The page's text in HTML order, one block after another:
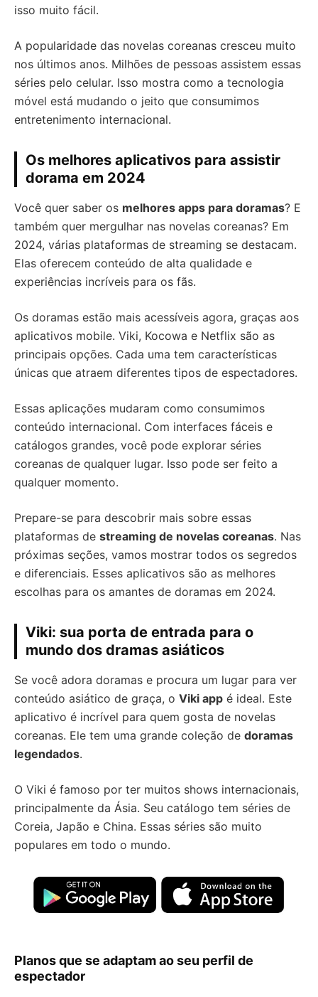
isso muito fácil.
A popularidade das novelas coreanas cresceu muito
nos últimos anos. Milhões de pessoas assistem essas
séries pelo celular. Isso mostra como a tecnologia
móvel está mudando o jeito que consumimos
entretenimento internacional.
Os melhores aplicativos para assistir
dorama em 2024
Você quer saber os melhores apps para doramas? E
também quer mergulhar nas novelas coreanas? Em
2024, várias plataformas de streaming se destacam.
Elas oferecem conteúdo de alta qualidade e
experiências incríveis para os fãs.
Os doramas estão mais acessíveis agora, graças aos
aplicativos mobile. Viki, Kocowa e Netflix são as
principais opções. Cada uma tem características
únicas que atraem diferentes tipos de espectadores.
Essas aplicações mudaram como consumimos
conteúdo internacional. Com interfaces fáceis e
catálogos grandes, você pode explorar séries
coreanas de qualquer lugar. Isso pode ser feito a
qualquer momento.
Prepare-se para descobrir mais sobre essas
plataformas de streaming de novelas coreanas. Nas
próximas seções, vamos mostrar todos os segredos
e diferenciais. Esses aplicativos são as melhores
escolhas para os amantes de doramas em 2024.
Viki: sua porta de entrada para o
mundo dos dramas asiáticos
Se você adora doramas e procura um lugar para ver
conteúdo asiático de graça, o Viki app é ideal. Este
aplicativo é incrível para quem gosta de novelas
coreanas. Ele tem uma grande coleção de doramas
legendados.
O Viki é famoso por ter muitos shows internacionais,
principalmente da Ásia. Seu catálogo tem séries de
Coreia, Japão e China. Essas séries são muito
populares em todo o mundo.
Planos que se adaptam ao seu perfil de
espectador